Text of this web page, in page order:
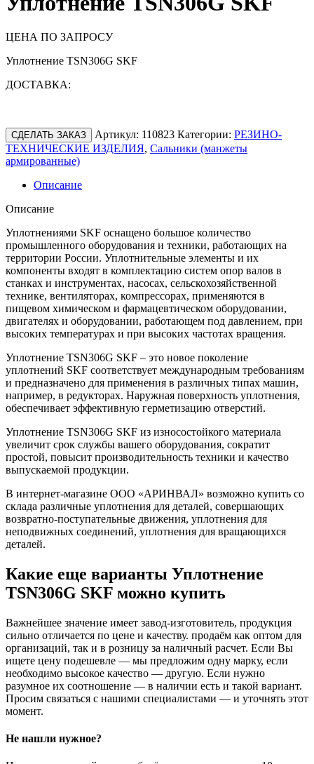
ЦЕНА ПО ЗАПРОСУ
Уплотнение TSN306G SKF
ДОСТАВКА:
СДЕЛАТЬ ЗАКАЗ Артикул: 110823 Категории: РЕЗИНО-
ТЕХНИЧЕСКИЕ ИЗДЕЛИЯ, Сальники (манжеты
армированные)
Описание
Описание
Уплотнениями SKF оснащено большое количество
промышленного оборудования и техники, работающих на
территории России. Уплотнительные элементы и их
компоненты входят в комплектацию систем опор валов в
станках и инструментах, насосах, сельскохозяйственной
технике, вентиляторах, компрессорах, применяются в
пищевом химическом и фармацевтическом оборудовании,
двигателях и оборудовании, работающем под давлением, при
высоких температурах и при высоких частотах вращения.
Уплотнение TSN306G SKF – это новое поколение
уплотнений SKF соответствует международным требованиям
и предназначено для применения в различных типах машин,
например, в редукторах. Наружная поверхность уплотнения,
обеспечивает эффективную герметизацию отверстий.
Уплотнение TSN306G SKF из износостойкого материала
увеличит срок службы вашего оборудования, сократит
простой, повысит производительность техники и качество
выпускаемой продукции.
В интернет-магазине ООО «АРИНВАЛ» возможно купить со
склада различные уплотнения для деталей, совершающих
возвратно-поступательные движения, уплотнения для
неподвижных соединений, уплотнения для вращающихся
деталей.
Какие еще варианты Уплотнение
TSN306G SKF можно купить
Важнейшее значение имеет завод-изготовитель, продукция
сильно отличается по цене и качеству. продаём как оптом для
организаций, так и в розницу за наличный расчет. Если Вы
ищете цену подешевле — мы предложим одну марку, если
необходимо высокое качество — другую. Если нужно
разумное их соотношение — в наличии есть и такой вариант.
Просим связаться с нашими специалистами — и уточнять этот
момент.
Не нашли нужное?